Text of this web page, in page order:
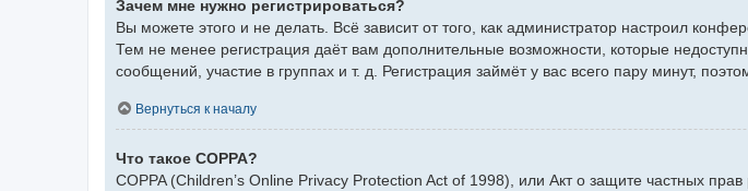
Зачем мне нужно регистрироваться?
Вы можете этого и не делать. Всё зависит от того, как администратор настроил
Тем не менее регистрация даёт вам дополнительные возможности, которые
сообщений, участие в группах и т. д. Регистрация займёт у вас всего пару минут,
Вернуться к началу
Что такое COPPA?
COPPA (Children’s Online Privacy Protection Act of 1998), или Акт о защите частных